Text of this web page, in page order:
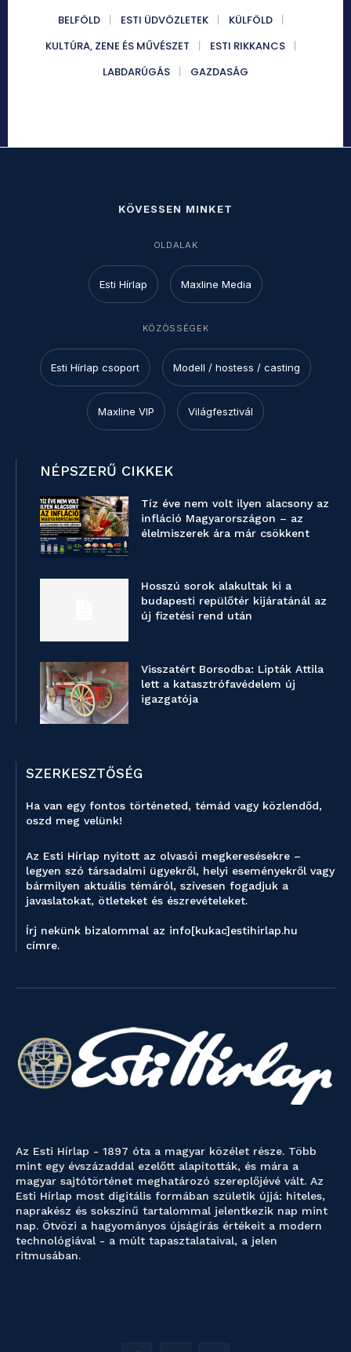
BELFÖLD ESTI ÜDVÖZLETEK
KÜLFÖLD
KULTÚRA, ZENE ÉS MŰVÉSZET
ESTI RIKKANCS
LABDARÚGÁS
GAZDASÁG
KÖVESSEN MINKET
OLDALAK
Esti Hírlap Maxline Media
KÖZÖSSÉGEK
Esti Hírlap csoport Modell / hostess / casting
Maxline VIP Világfesztivál
NÉPSZERŰ CIKKEK
Tíz éve nem volt ilyen alacsony az
infláció Magyarországon – az
élelmiszerek ára már csökkent
Hosszú sorok alakultak ki a
budapesti repülőtér kijáratánál az
új fizetési rend után
Visszatért Borsodba: Lipták Attila
lett a katasztrófavédelem új
igazgatója
SZERKESZTŐSÉG
Ha van egy fontos történeted, témád vagy közlendőd,
oszd meg velünk!
Az Esti Hírlap nyitott az olvasói megkeresésekre –
legyen szó társadalmi ügyekről, helyi eseményekről vagy
bármilyen aktuális témáról, szívesen fogadjuk a
javaslatokat, ötleteket és észrevételeket.
Írj nekünk bizalommal az info[kukac]estihirlap.hu
címre.
Az Esti Hírlap - 1897 óta a magyar közélet része. Több
mint egy évszázaddal ezelőtt alapították, és mára a
magyar sajtótörténet meghatározó szereplőjévé vált. Az
Esti Hírlap most digitális formában születik újjá: hiteles,
naprakész és sokszínű tartalommal jelentkezik nap mint
nap. Ötvözi a hagyományos újságírás értékeit a modern
technológiával - a múlt tapasztalataival, a jelen
ritmusában.